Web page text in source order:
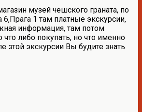
музей чешского граната, по
6,Прага 1 там платные экскурсии,
информация, там потом
что либо покупать, но что именно
этой экскурсии Вы будите знать